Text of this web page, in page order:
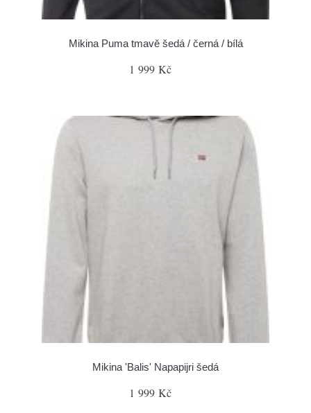
Mikina Puma tmavě šedá / černá / bílá
1 999 Kč
Mikina 'Balis' Napapijri šedá
1 999 Kč